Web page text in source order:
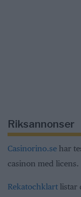
Riksannonser
Casinorino.se har
casinon med licens.
Rekatochklart listar